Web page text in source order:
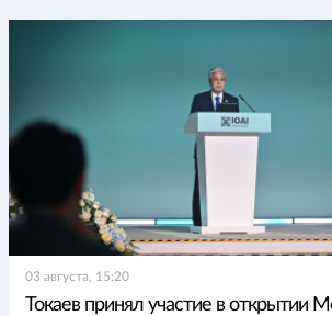
03 августа, 15:20
Токаев принял участие в открытии